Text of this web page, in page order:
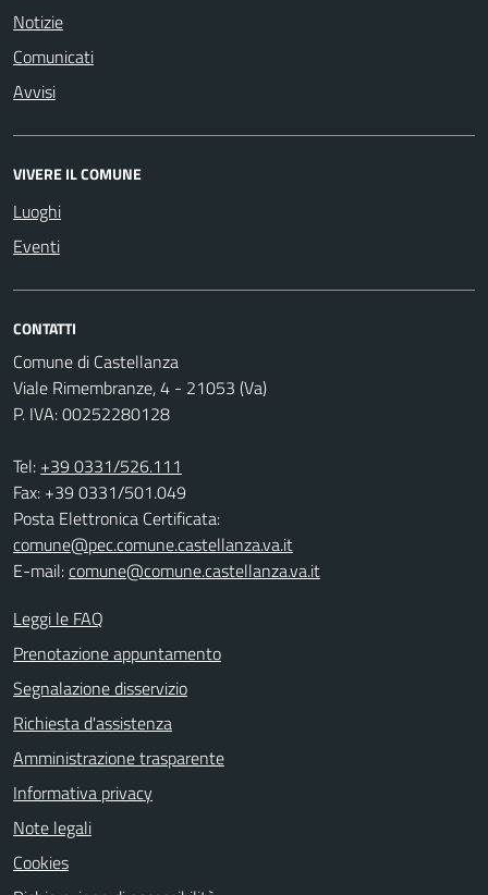
Notizie
Comunicati
Avvisi
VIVERE IL COMUNE
Luoghi
Eventi
CONTATTI
Comune di Castellanza
Viale Rimembranze, 4 - 21053 (Va)
P. IVA: 00252280128
Tel: +39 0331/526.111
Fax: +39 0331/501.049
Posta Elettronica Certificata:
comune@pec.comune.castellanza.va.it
E-mail:comune@comune.castellanza.va.it
Leggi le FAQ
Prenotazione appuntamento
Segnalazione disservizio
Richiesta d'assistenza
Amministrazione trasparente
Informativa privacy
Note legali
Cookies